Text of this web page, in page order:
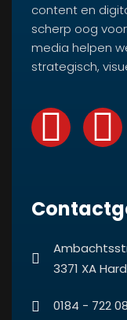
content en
scherp oog
media helpen
strategisch,
3371 XA
0184 - 722